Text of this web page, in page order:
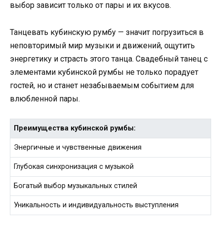
выбор зависит только от пары и их вкусов.
Танцевать кубинскую румбу — значит погрузиться в
неповторимый мир музыки и движений, ощутить
энергетику и страсть этого танца. Свадебный танец с
элементами кубинской румбы не только порадует
гостей, но и станет незабываемым событием для
влюбленной пары.
Преимущества кубинской румбы:
Энергичные и чувственные движения
Глубокая синхронизация с музыкой
Богатый выбор музыкальных стилей
Уникальность и индивидуальность выступления